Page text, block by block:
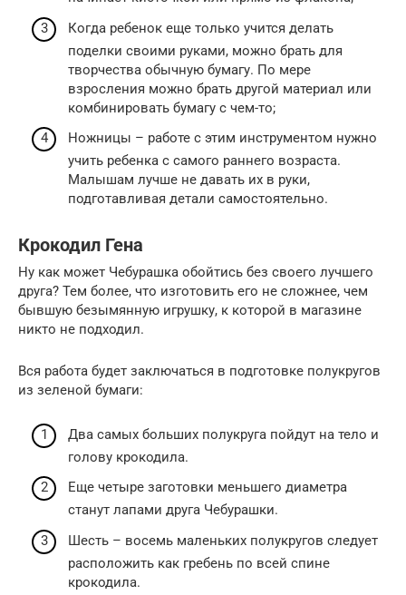
Когда ребенок еще только учится делать
поделки своими руками, можно брать для
творчества обычную бумагу. По мере
взросления можно брать другой материал или
комбинировать бумагу с чем-то;
Ножницы – работе с этим инструментом нужно
учить ребенка с самого раннего возраста.
Малышам лучше не давать их в руки,
подготавливая детали самостоятельно.
Крокодил Гена
Ну как может Чебурашка обойтись без своего лучшего
друга? Тем более, что изготовить его не сложнее, чем
бывшую безымянную игрушку, к которой в магазине
никто не подходил.
Вся работа будет заключаться в подготовке полукругов
из зеленой бумаги:
Два самых больших полукруга пойдут на тело и
голову крокодила.
Еще четыре заготовки меньшего диаметра
станут лапами друга Чебурашки.
Шесть – восемь маленьких полукругов следует
расположить как гребень по всей спине
крокодила.